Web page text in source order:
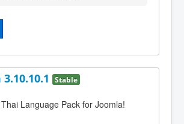
Stable
Language Pack for Joomla!